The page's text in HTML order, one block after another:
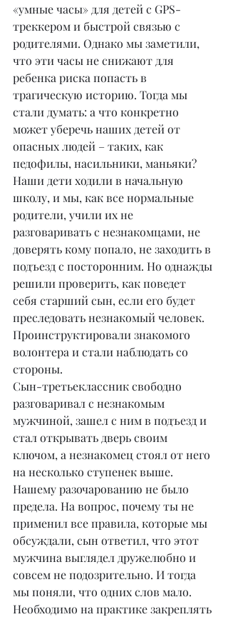
«умные часы» для детей с GPS-
треккером и быстрой связью с
родителями. Однако мы заметили,
что эти часы не снижают для
ребенка риска попасть в
трагическую историю. Тогда мы
стали думать: а что конкретно
может уберечь наших детей от
опасных людей – таких, как
педофилы, насильники, маньяки?
Наши дети ходили в начальную
школу, и мы, как все нормальные
родители, учили их не
разговаривать с незнакомцами, не
доверять кому попало, не заходить в
подъезд с посторонним. Но однажды
решили проверить, как поведет
себя старший сын, если его будет
преследовать незнакомый человек.
Проинструктировали знакомого
волонтера и стали наблюдать со
стороны.
Сын-третьеклассник свободно
разговаривал с незнакомым
мужчиной, зашел с ним в подъезд и
стал открывать дверь своим
ключом, а незнакомец стоял от него
на несколько ступенек выше.
Нашему разочарованию не было
предела. На вопрос, почему ты не
применил все правила, которые мы
обсуждали, сын ответил, что этот
мужчина выглядел дружелюбно и
совсем не подозрительно. И тогда
мы поняли, что одних слов мало.
Необходимо на практике закреплять